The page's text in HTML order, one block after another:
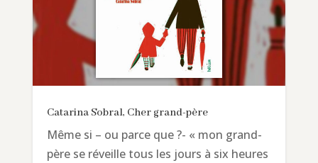
Catarina Sobral, Cher grand-père
Même si – ou parce que ?- « mon grand-
père se réveille tous les jours à six heures